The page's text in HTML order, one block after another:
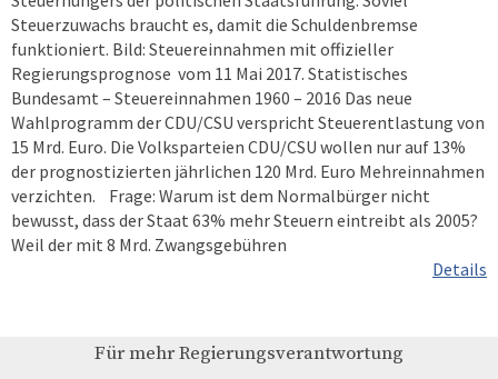
Steuerzuwachs braucht es, damit die Schuldenbremse
funktioniert. Bild: Steuereinnahmen mit offizieller
Regierungsprognose vom 11 Mai 2017. Statistisches
Bundesamt – Steuereinnahmen 1960 – 2016 Das neue
Wahlprogramm der CDU/CSU verspricht Steuerentlastung von
15 Mrd. Euro. Die Volksparteien CDU/CSU wollen nur auf 13%
der prognostizierten jährlichen 120 Mrd. Euro Mehreinnahmen
verzichten. Frage: Warum ist dem Normalbürger nicht
bewusst, dass der Staat 63% mehr Steuern eintreibt als 2005?
Weil der mit 8 Mrd. Zwangsgebühren
Details
Für mehr Regierungsverantwortung